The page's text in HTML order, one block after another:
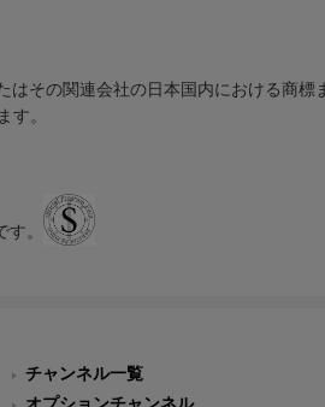
その関連会社の日本国内における商標
す。
。
チャンネル一覧